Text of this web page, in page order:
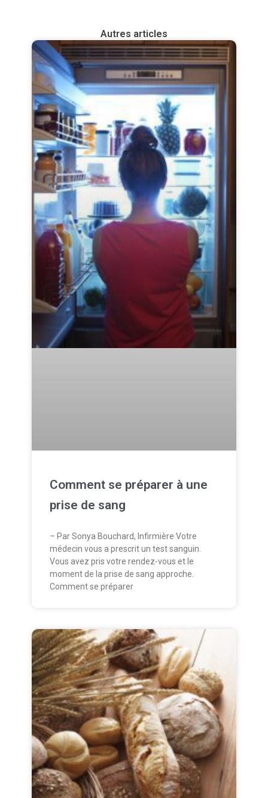
Autres articles
Comment se préparer à une
prise de sang
– Par Sonya Bouchard, Infirmière Votre
médecin vous a prescrit un test sanguin.
Vous avez pris votre rendez-vous et le
moment de la prise de sang approche.
Comment se préparer